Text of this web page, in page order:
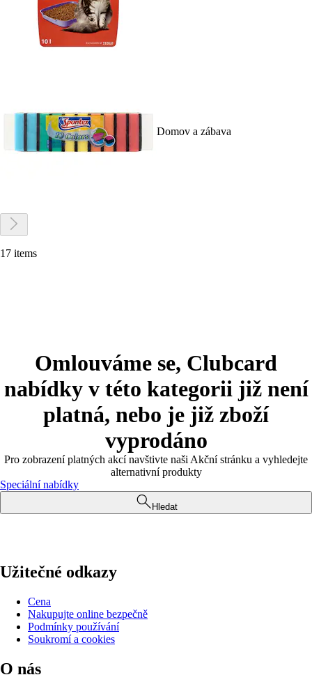
Domov a zábava
17 items
Omlouváme se, Clubcard
nabídky v této kategorii již není
platná, nebo je již zboží
vyprodáno
Pro zobrazení platných akcí navštivte naši Akční stránku a vyhledejte
alternativní produkty
Speciální nabídky
Hledat
Užitečné odkazy
Cena
Nakupujte online bezpečně
Podmínky používání
Soukromí a cookies
O nás